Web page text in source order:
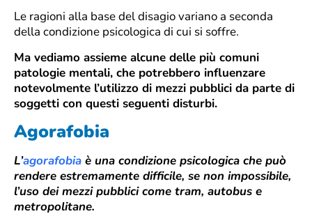
Le ragioni alla base del disagio variano a seconda
della condizione psicologica di cui si soffre.
Ma vediamo assieme alcune delle più comuni
patologie mentali, che potrebbero influenzare
notevolmente l’utilizzo di mezzi pubblici da parte di
soggetti con questi seguenti disturbi.
Agorafobia
L’agorafobia è una condizione psicologica che può
rendere estremamente difficile, se non impossibile,
l’uso dei mezzi pubblici come tram, autobus e
metropolitane.